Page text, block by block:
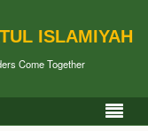
ISLAMIYAH
Come Together